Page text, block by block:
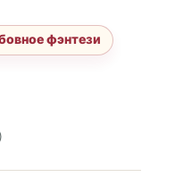
фэнтези